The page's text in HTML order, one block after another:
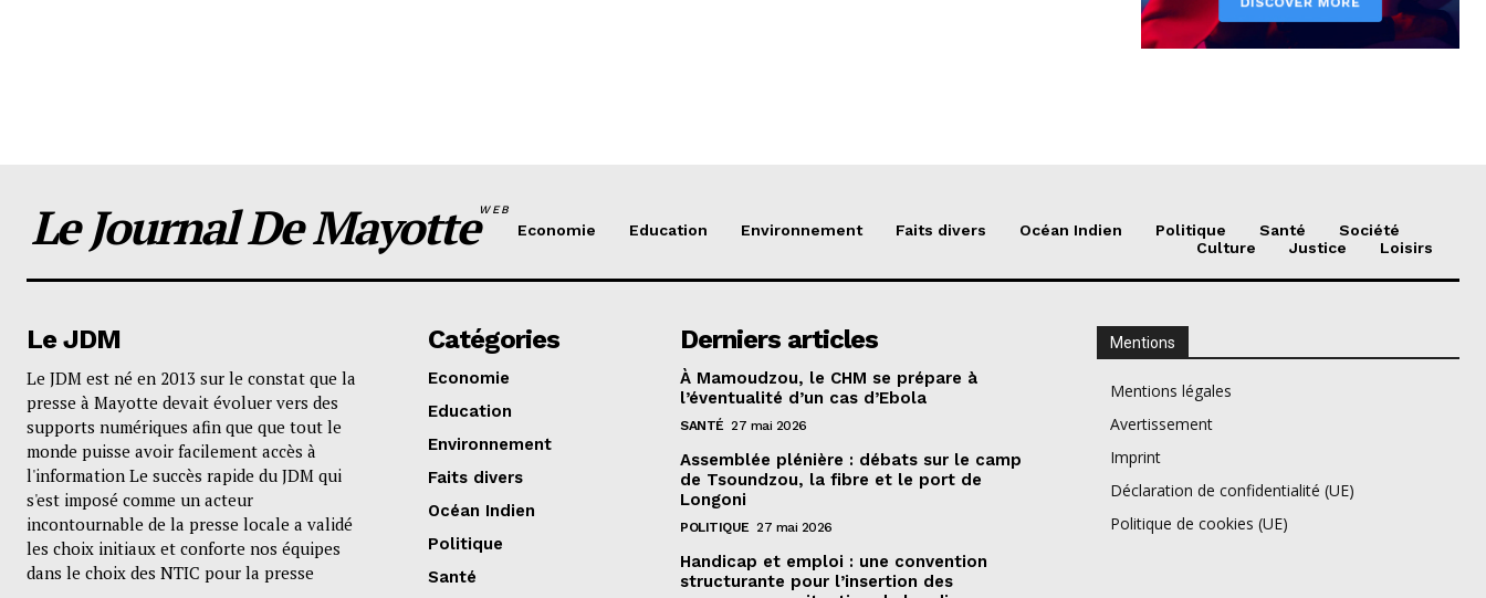
Le Journal De MayotteWEB
Economie Education Environnement Faits divers Océan Indien Politique Santé
Société
Culture
Justice Loisirs
Le JDM
Le JDM est né en 2013 sur le constat que la
presse à Mayotte devait évoluer vers des
supports numériques afin que que tout le
monde puisse avoir facilement accès à
l'information Le succès rapide du JDM qui
s'est imposé comme un acteur
incontournable de la presse locale a validé
les choix initiaux et conforte nos équipes
dans le choix des NTIC pour la presse
Catégories
Economie
Education
Environnement
Faits divers
Océan Indien
Politique
Santé
Derniers articles
À Mamoudzou, le CHM se prépare à
l’éventualité d’un cas d’Ebola
SANTÉ 27 mai 2026
Assemblée plénière : débats sur le camp
de Tsoundzou, la fibre et le port de
Longoni
POLITIQUE 27 mai 2026
Handicap et emploi : une convention
structurante pour l’insertion des
Mentions
Mentions légales
Avertissement
Imprint
Déclaration de confidentialité (UE)
Politique de cookies (UE)